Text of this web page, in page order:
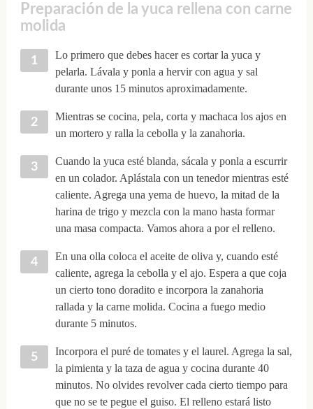
Preparación de la yuca rellena con carne
molida
Lo primero que debes hacer es cortar la yuca y
pelarla. Lávala y ponla a hervir con agua y sal
durante unos 15 minutos aproximadamente.
Mientras se cocina, pela, corta y machaca los ajos en
un mortero y ralla la cebolla y la zanahoria.
Cuando la yuca esté blanda, sácala y ponla a escurrir
en un colador. Aplástala con un tenedor mientras esté
caliente. Agrega una yema de huevo, la mitad de la
harina de trigo y mezcla con la mano hasta formar
una masa compacta. Vamos ahora a por el relleno.
En una olla coloca el aceite de oliva y, cuando esté
caliente, agrega la cebolla y el ajo. Espera a que coja
un cierto tono doradito e incorpora la zanahoria
rallada y la carne molida. Cocina a fuego medio
durante 5 minutos.
Incorpora el puré de tomates y el laurel. Agrega la sal,
la pimienta y la taza de agua y cocina durante 40
minutos. No olvides revolver cada cierto tiempo para
que no se te pegue el guiso. El relleno estará listo